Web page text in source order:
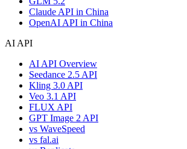
Claude API in China
OpenAI API in China
AI API
AI API Overview
Seedance 2.5 API
Kling 3.0 API
Veo 3.1 API
FLUX API
GPT Image 2 API
vs WaveSpeed
vs fal.ai